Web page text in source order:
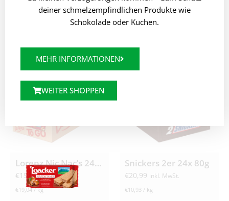
ÄHNLICHE PRODUKTE
Lorenz Nic Nac’s 24x 35g
€15,99 inkl. MwSt.
€ 19,04/kg
Snickers 2er 24x 80g
€20,99 inkl. MwSt.
€ 10,93 / kg
deiner schmelzempfindlichen Produkte wie
Schokolade oder Kuchen.
MEHR INFORMATIONEN
WEITER SHOPPEN